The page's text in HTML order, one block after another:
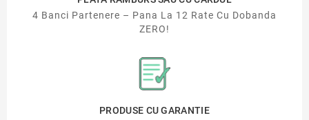
4 Banci Partenere – Pana La 12 Rate Cu Dobanda
ZERO!
PRODUSE CU GARANTIE